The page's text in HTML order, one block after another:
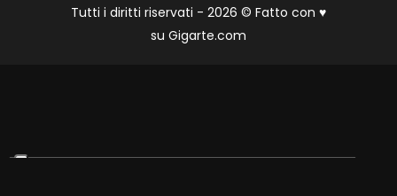
Tutti i diritti riservati - 2026 © Fatto con ♥
su Gigarte.com